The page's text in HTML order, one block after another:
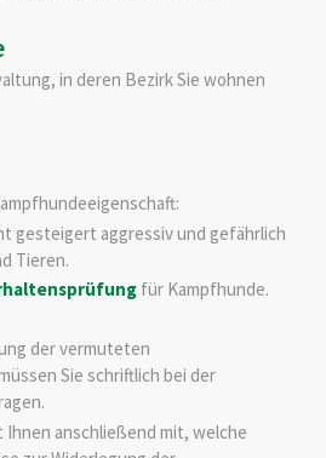
in deren Bezirk Sie wohnen
gesteigert aggressiv und gefährlich
Tieren.
für Kampfhunde.
der vermuteten
Sie schriftlich bei der
anschließend mit, welche